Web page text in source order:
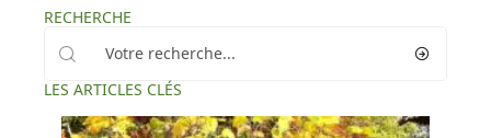
RECHERCHE
LES ARTICLES CLÉS